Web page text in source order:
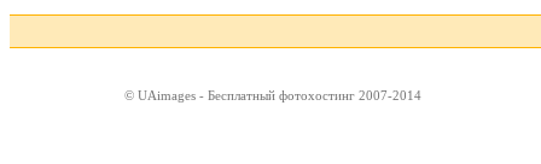
© UAimages - Бесплатный фотохостинг 2007-2014